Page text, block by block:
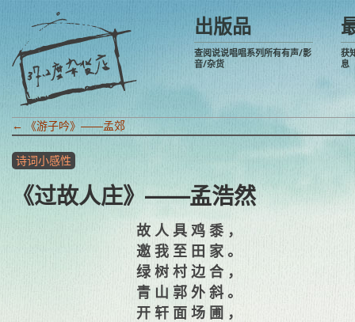
出版品
查阅说说唱唱系列所有有声/影
音/杂货
获
息
← 《游子吟》——孟郊
诗词小感性
《过故人庄》——孟浩然
故人具鸡黍，
邀我至田家。
绿树村边合，
青山郭外斜。
开轩面场圃，